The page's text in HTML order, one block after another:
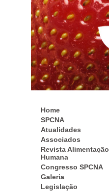
Home
SPCNA
Atualidades
Associados
Revista Alimentação
Humana
Congresso SPCNA
Galeria
Legislação